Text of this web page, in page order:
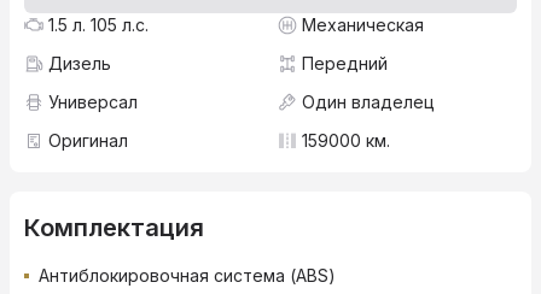
1.5 л. 105 л.с.
Механическая
Дизель
Передний
Универсал
Один владелец
Оригинал
159000 км.
Комплектация
Антиблокировочная система (ABS)